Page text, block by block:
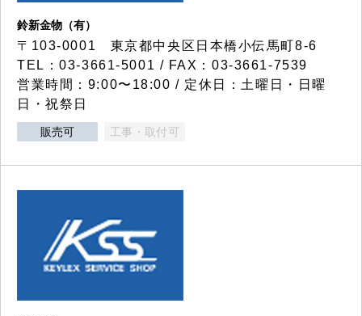
鈴新金物（有）
〒103-0001 東京都中央区日本橋小伝馬町8-6
TEL：03-3661-5001 / FAX：03-3661-7539
営業時間：9:00〜18:00 / 定休日：土曜日・日曜
日・祝祭日
販売可 工事・取付可